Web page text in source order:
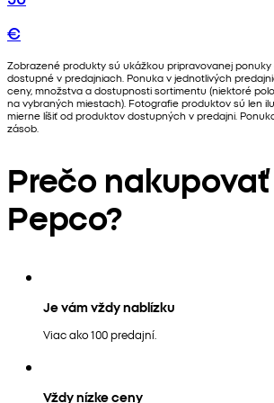
€
Zobrazené produkty sú ukážkou pripravovanej
dostupné v predajniach. Ponuka v jednotlivých
ceny, množstva a dostupnosti sortimentu (niektoré
na vybraných miestach). Fotografie produktov sú len
mierne líšiť od produktov dostupných v predajni.
zásob.
Prečo
Pepco?
Je vám vždy nablízku
Viac ako 100 predajní.
Vždy nízke ceny